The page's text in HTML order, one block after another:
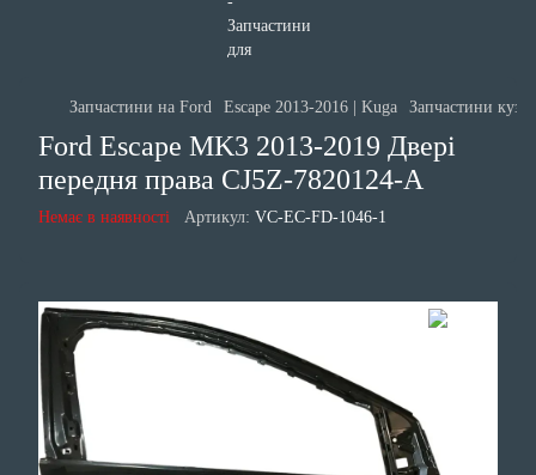
Запчастини на Ford Escape 2013-2016 | Kuga Запчастини
Ford Escape MK3 2013-2019 Двері
передня права CJ5Z-7820124-A
Немає в наявності Артикул: VC-EC-FD-1046-1